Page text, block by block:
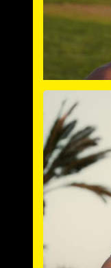
Viola
HYROX ELITE
:
Training-